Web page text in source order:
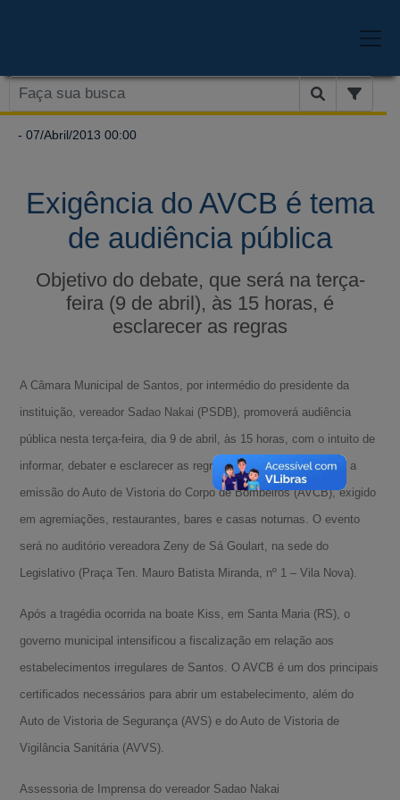
- 07/Abril/2013 00:00
Exigência do AVCB é tema
de audiência pública
Objetivo do debate, que será na terça-
feira (9 de abril), às 15 horas, é
esclarecer as regras
A Câmara Municipal de Santos, por intermédio do presidente da
instituição, vereador Sadao Nakai (PSDB), promoverá audiência
pública nesta terça-feira, dia 9 de abril, às 15 horas, com o intuito de
informar, debater e esclarecer as regras de funcionamento para a
emissão do Auto de Vistoria do Corpo de Bombeiros (AVCB), exigido
em agremiações, restaurantes, bares e casas noturnas. O evento
será no auditório vereadora Zeny de Sá Goulart, na sede do
Legislativo (Praça Ten. Mauro Batista Miranda, nº 1 – Vila Nova).
Após a tragédia ocorrida na boate Kiss, em Santa Maria (RS), o
governo municipal intensificou a fiscalização em relação aos
estabelecimentos irregulares de Santos. O AVCB é um dos principais
certificados necessários para abrir um estabelecimento, além do
Auto de Vistoria de Segurança (AVS) e do Auto de Vistoria de
Vigilância Sanitária (AVVS).
Assessoria de Imprensa do vereador Sadao Nakai